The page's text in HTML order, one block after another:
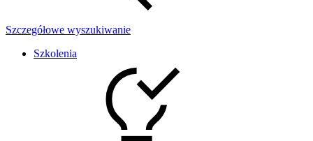
Szczegółowe wyszukiwanie
Szkolenia